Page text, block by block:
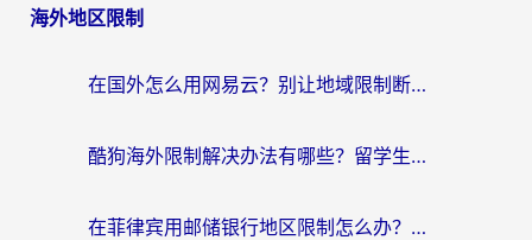
海外地区限制
在国外怎么用网易云？别让地域限制断了你的中文歌单——附听书社交定位解决方案
酷狗海外限制解决办法有哪些？留学生亲测有效的回国加速指南
在菲律宾用邮储银行地区限制怎么办？海外华人必看的回国加速解决方案